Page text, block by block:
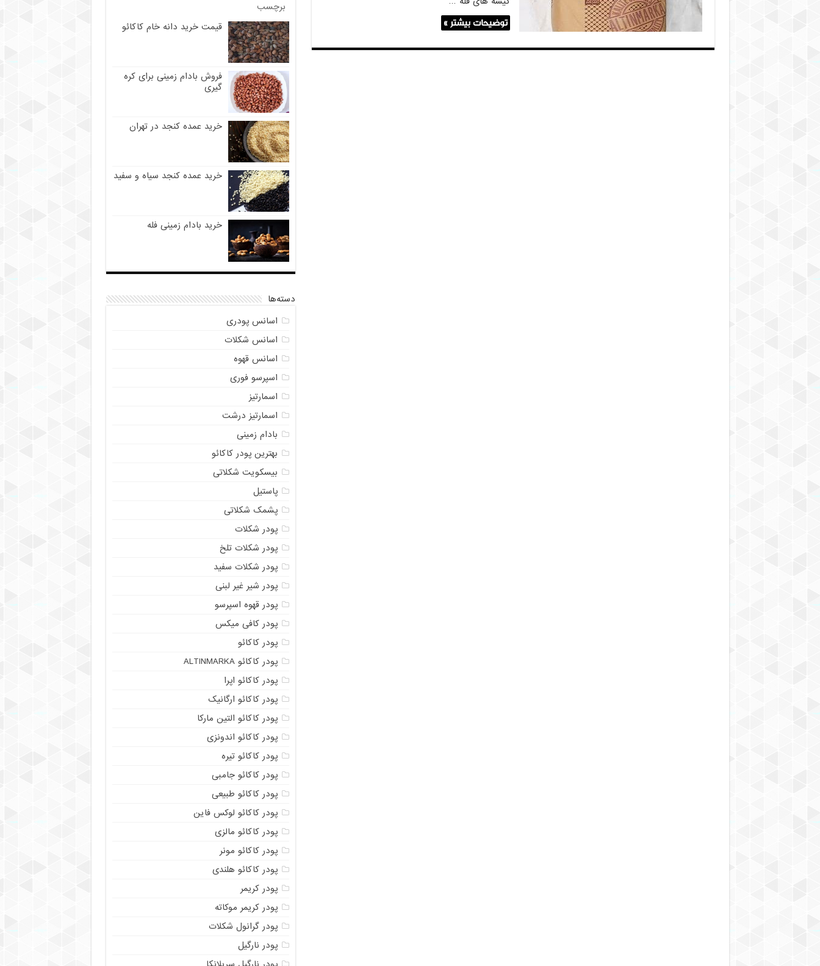
توضیحات بیشتر »
برچسب
قیمت خرید دانه خام کاکائو
فروش بادام زمینی برای کره
گیری
خرید عمده کنجد در تهران
خرید عمده کنجد سیاه و سفید
خرید بادام زمینی فله
دسته‌ها
اسانس پودری
اسانس شکلات
اسانس قهوه
اسپرسو فوری
اسمارتیز
اسمارتیز درشت
بادام زمینی
بهترین پودر کاکائو
بیسکویت شکلاتی
پاستیل
پشمک شکلاتی
پودر شکلات
پودر شکلات تلخ
پودر شکلات سفید
پودر شیر غیر لبنی
پودر قهوه اسپرسو
پودر کافی میکس
پودر کاکائو
پودر کاکائو ALTINMARKA
پودر کاکائو اپرا
پودر کاکائو ارگانیک
پودر کاکائو التین مارکا
پودر کاکائو اندونزی
پودر کاکائو تیره
پودر کاکائو جامبی
پودر کاکائو طبیعی
پودر کاکائو لوکس فاین
پودر کاکائو مالزی
پودر کاکائو مونر
پودر کاکائو هلندی
پودر کریمر
پودر کریمر موکاته
پودر گرانول شکلات
پودر نارگیل